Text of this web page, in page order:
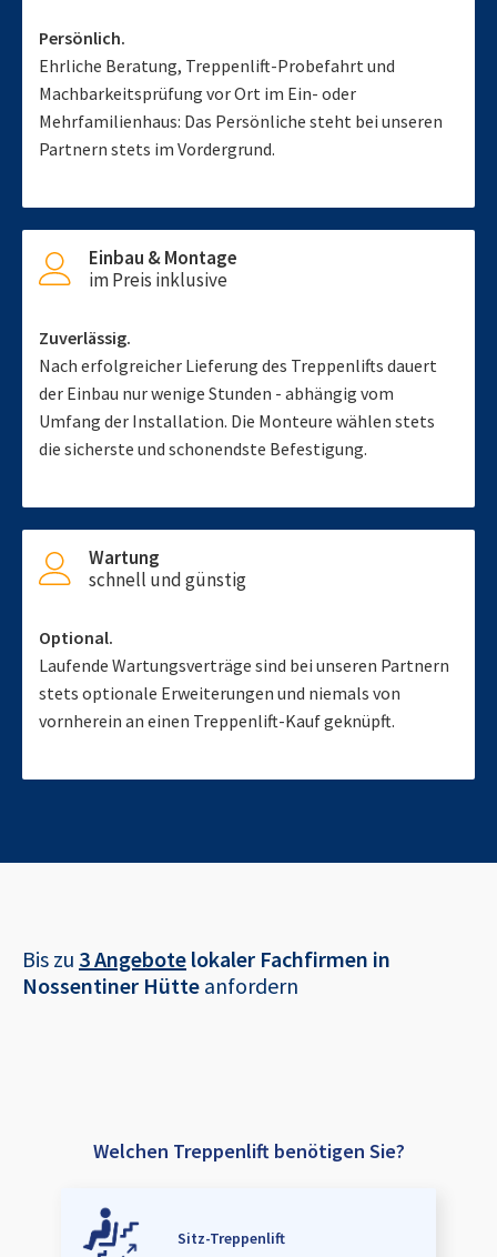
Persönlich.
Ehrliche Beratung, Treppenlift-Probefahrt und
Machbarkeitsprüfung vor Ort im Ein- oder
Mehrfamilienhaus: Das Persönliche steht bei unseren
Partnern stets im Vordergrund.
Einbau & Montage
im Preis inklusive
Zuverlässig.
Nach erfolgreicher Lieferung des Treppenlifts dauert
der Einbau nur wenige Stunden - abhängig vom
Umfang der Installation. Die Monteure wählen stets
die sicherste und schonendste Befestigung.
Wartung
schnell und günstig
Optional.
Laufende Wartungsverträge sind bei unseren Partnern
stets optionale Erweiterungen und niemals von
vornherein an einen Treppenlift-Kauf geknüpft.
Bis zu 3 Angebote lokaler Fachfirmen in
Nossentiner Hütte anfordern
Welchen Treppenlift benötigen Sie?
Sitz-Treppenlift